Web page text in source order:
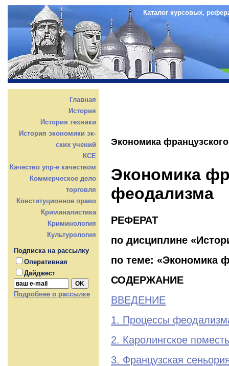
Каталог курсовых,
Главная
История
История техники
История экономики эк-
ских учений
КСЕ
Качество упр-е качеством
Коммерческое дело
торговля
Конституционное право
Криминалистика
Криминология
Культурология
Подписка на рассылку
Оперативная
Дайджест
Подробнее о рассылке
Экономика
Экономика
феодализма
РЕФЕРАТ
по дисциплине
по теме: «Экономика
СОДЕРЖАНИЕ
ВВЕДЕНИЕ
1. Процессы
2. Каролингское
3. Французская